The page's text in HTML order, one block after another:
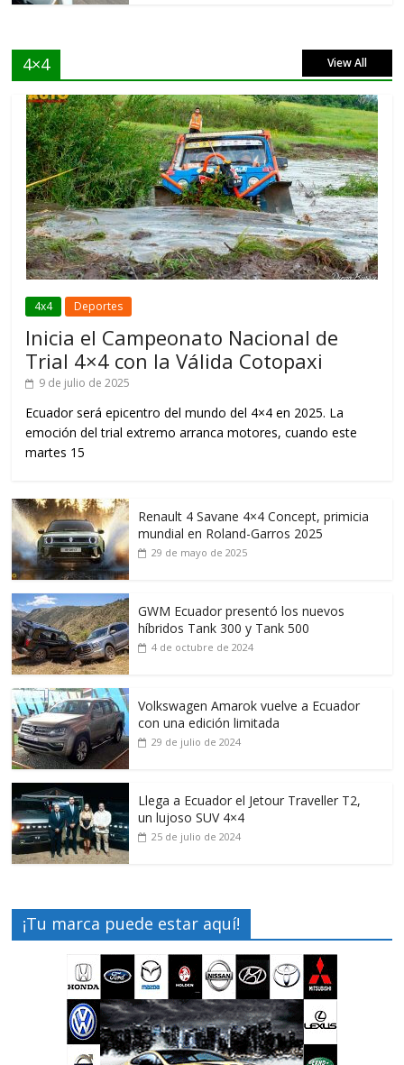
4×4 View All
4x4 Deportes
Inicia el Campeonato Nacional de
Trial 4×4 con la Válida Cotopaxi
9 de julio de 2025
Ecuador será epicentro del mundo del 4×4 en 2025. La
emoción del trial extremo arranca motores, cuando este
martes 15
Renault 4 Savane 4×4 Concept, primicia
mundial en Roland-Garros 2025
29 de mayo de 2025
GWM Ecuador presentó los nuevos
híbridos Tank 300 y Tank 500
4 de octubre de 2024
Volkswagen Amarok vuelve a Ecuador
con una edición limitada
29 de julio de 2024
Llega a Ecuador el Jetour Traveller T2,
un lujoso SUV 4×4
25 de julio de 2024
¡Tu marca puede estar aquí!